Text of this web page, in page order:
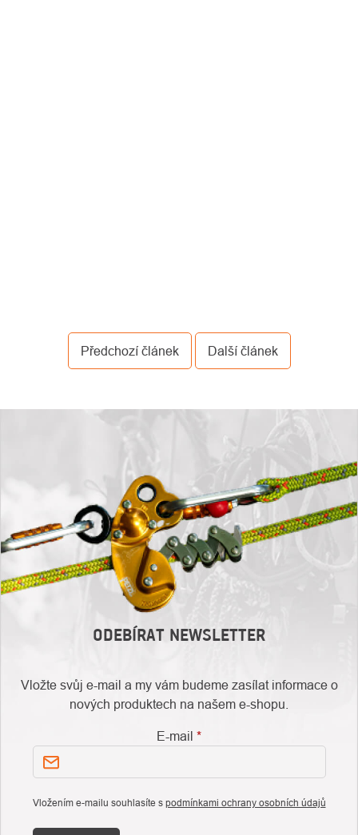
Předchozí článek Další článek
ODEBÍRAT NEWSLETTER
Vložte svůj e-mail a my vám budeme zasílat informace o
nových produktech na našem e-shopu.
E-mail
Vložením e-mailu souhlasíte s podmínkami ochrany osobních údajů